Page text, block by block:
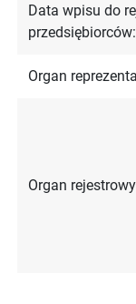
Data wpisu do
przedsiębiorców:
Organ
Organ